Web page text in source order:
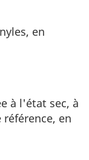
en
à l'état sec, à
en